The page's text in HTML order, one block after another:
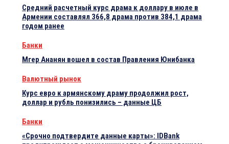
Средний расчетный курс драма к доллару в июле в
Армении составлял 366,8 драма против 384,1 драма
годом ранее
Банки
Мгер Ананян вошел в состав Правления Юнибанка
Валютный рынок
Курс евро к армянскому драму продолжил рост,
доллар и рубль понизились – данные ЦБ
Банки
«Срочно подтвердите данные карты»: IDBank